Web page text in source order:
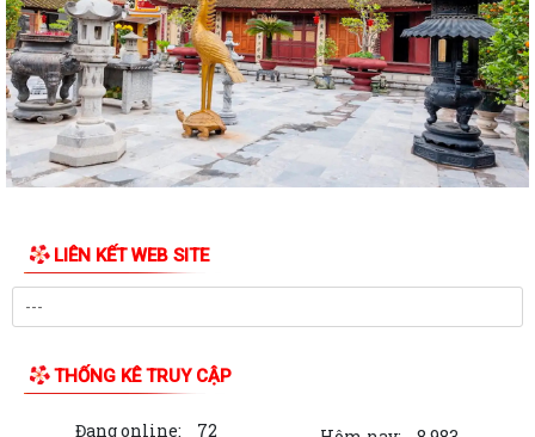
BỆNH BINH VÀ NGƯỜI CÓ CÔNG VỚI CÁCH MẠNG
Về việc công khai danh mục thủ tục hành chính bị bãi bỏ thuộc phạm vi
chức năng của Sở Nông nghiệp...
THẮP SÁNG NGỌN NẾN TRI ÂN – XÃ BÌNH GIANG LAN TỎA ĐẠO LÝ
"UỐNG NƯỚC NHỚ NGUỒN"
XÃ BÌNH GIANG TỔ CHỨC KỲ HỌP THỨ BA (KỲ HỌP THƯỜNG LỆ GIỮA
NĂM) HĐND XÃ BÌNH GIANG KHÓA II, NHIỆM...
Về việc công khai thủ tục hành chính nội bộ ban hành mới lĩnh vực điện
lực thuộc phạm vi chức năng...
LIÊN KẾT WEB SITE
THỐNG KÊ TRUY CẬP
Đang online: 72